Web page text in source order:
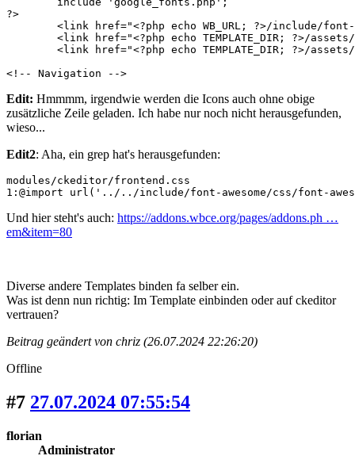
?>
<!-- Navigation -->
Edit: Hmmmm, irgendwie werden die Icons auch ohne obige
zusätzliche Zeile geladen. Ich habe nur noch nicht herausgefunden,
wieso...
Edit2: Aha, ein grep hat's herausgefunden:
modules/ckeditor/frontend.css
1:@import url('../../include/font-awesome/css/font-
Und hier steht's auch: https://addons.wbce.org/pages/addons.ph …
em&item=80
Diverse andere Templates binden fa selber ein.
Was ist denn nun richtig: Im Template einbinden oder auf ckeditor
vertrauen?
Beitrag geändert von chriz (26.07.2024 22:26:20)
Offline
#7 27.07.2024 07:55:54
florian
Administrator